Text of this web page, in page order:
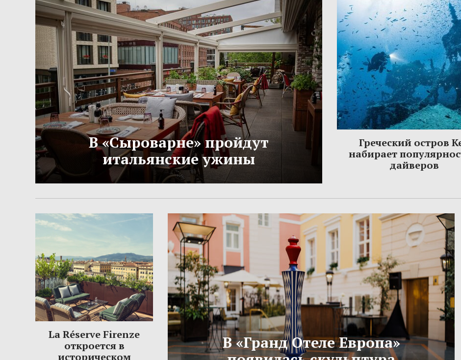
В «Сыроварне» пройдут
итальянские ужины
Греческий остров
набирает
дайверов
La Réserve Firenze
откроется в
историческом
В «Гранд Отеле Европа»